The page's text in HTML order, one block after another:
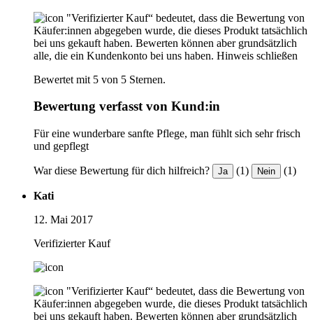
"Verifizierter Kauf“ bedeutet, dass die Bewertung von
Käufer:innen abgegeben wurde, die dieses Produkt tatsächlich
bei uns gekauft haben. Bewerten können aber grundsätzlich
alle, die ein Kundenkonto bei uns haben. Hinweis schließen
Bewertet mit 5 von 5 Sternen.
Bewertung verfasst von Kund:in
Für eine wunderbare sanfte Pflege, man fühlt sich sehr frisch
und gepflegt
War diese Bewertung für dich hilfreich? Ja (1) Nein (1)
Kati
12. Mai 2017
Verifizierter Kauf
"Verifizierter Kauf“ bedeutet, dass die Bewertung von
Käufer:innen abgegeben wurde, die dieses Produkt tatsächlich
bei uns gekauft haben. Bewerten können aber grundsätzlich